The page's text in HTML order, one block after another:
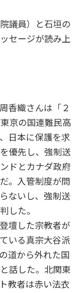
議員）と石垣の
セージが読み上
香織さんは「２
京の国連難民高
日本に保護を求
優先し、強制送
ドとカナダ政府
。入管制度が問
ないし、強制送
した。
壇した宗教者が
いる真宗大谷派
道から外れた国
話した。北関東
教者は赤い法衣